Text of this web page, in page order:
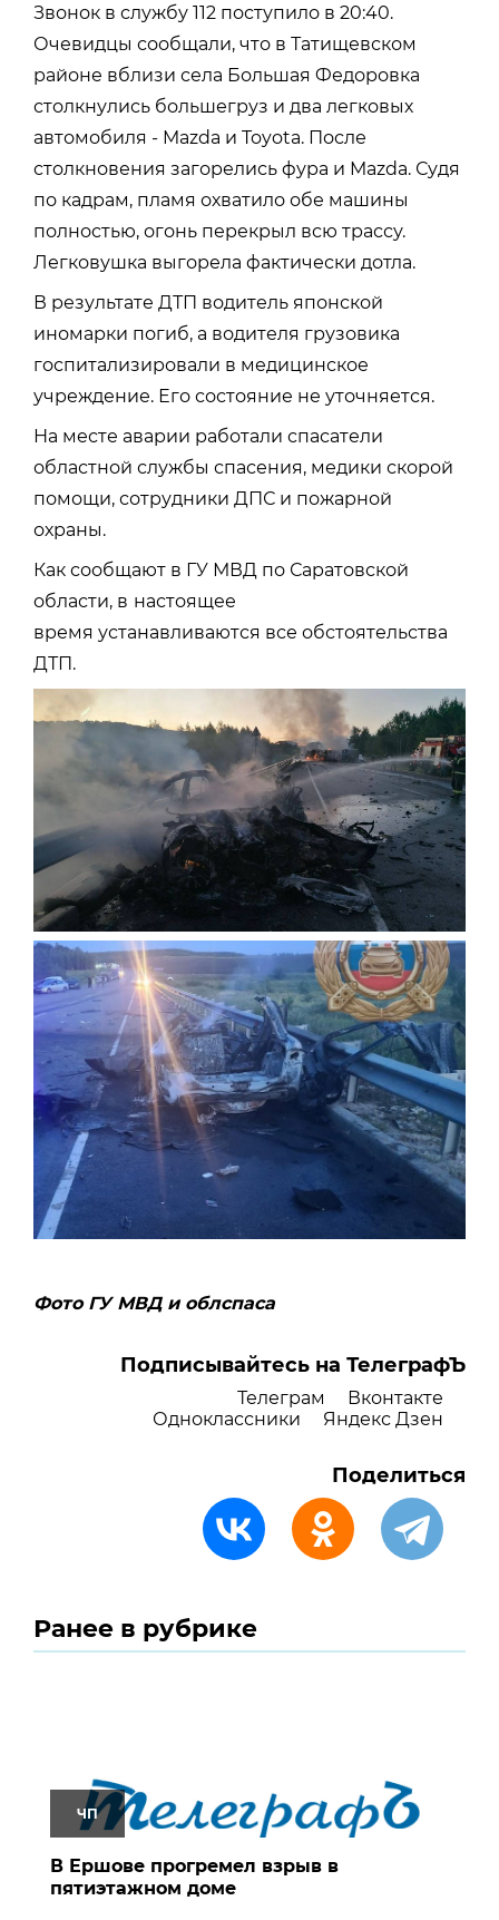
Звонок в службу 112 поступило в 20:40.
Очевидцы сообщали, что в Татищевском
районе вблизи села Большая Федоровка
столкнулись большегруз и два легковых
автомобиля - Mazda и Toyota. После
столкновения загорелись фура и Mazda. Судя
по кадрам, пламя охватило обе машины
полностью, огонь перекрыл всю трассу.
Легковушка выгорела фактически дотла.
В результате ДТП водитель японской
иномарки погиб, а водителя грузовика
госпитализировали в медицинское
учреждение. Его состояние не уточняется.
На месте аварии работали спасатели
областной службы спасения, медики скорой
помощи, сотрудники ДПС и пожарной
охраны.
Как сообщают в ГУ МВД по Саратовской
области, в настоящее
время устанавливаются все обстоятельства
ДТП.
Фото ГУ МВД и облспаса
Подписывайтесь на ТелеграфЪ
Телеграм
Вконтакте
Одноклассники
Яндекс Дзен
Поделиться
Ранее в рубрике
ЧП
В Ершове прогремел взрыв в
пятиэтажном доме